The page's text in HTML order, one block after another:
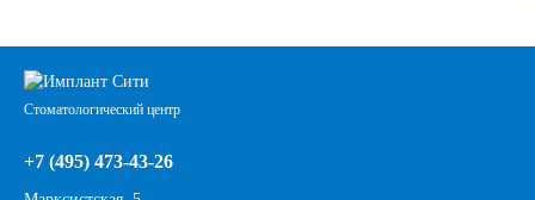
Стоматологический центр
+7 (495) 473-43-26